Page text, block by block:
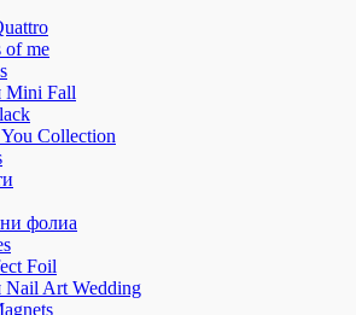
of me
Mini Fall
Collection
фолиа
Foil
Nail Art Wedding